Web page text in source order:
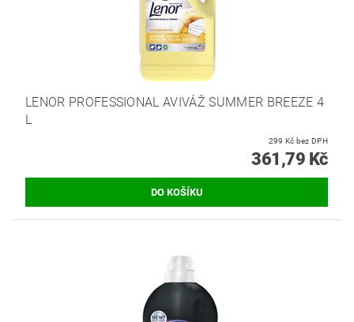
LENOR PROFESSIONAL AVIVÁŽ SUMMER BREEZE 4
L
299 Kč bez DPH
361,79 Kč